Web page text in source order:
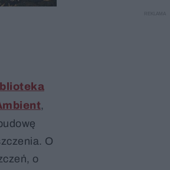
,
O
o